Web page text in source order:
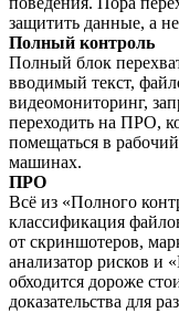
защитить данные, а
Полный контроль
Полный блок
вводимый текст,
видеомониторинг,
переходить на ПРО,
помещаться в
машинах.
ПРО
Всё из «Полного
классификация
от скриншотеров,
анализатор рисков и
обходится дороже
доказательства для